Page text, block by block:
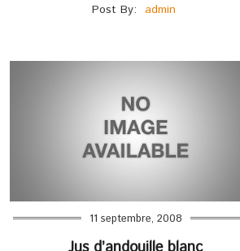
Post By: admin
11 septembre, 2008